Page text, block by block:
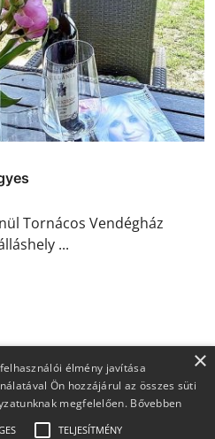
Tornácos Vendégház
...
×
élmény javítása
Ön hozzájárul az összes süti
megfelelően. Bővebben
TELJESÍTMÉNY